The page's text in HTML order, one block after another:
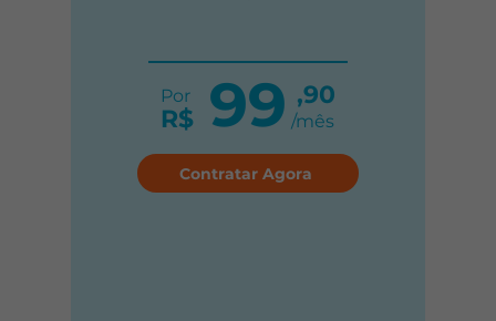
Por
R$ 99 ,90
/mês
Contratar Agora